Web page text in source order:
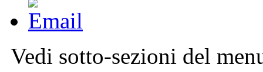
Vedi sotto-sezioni del